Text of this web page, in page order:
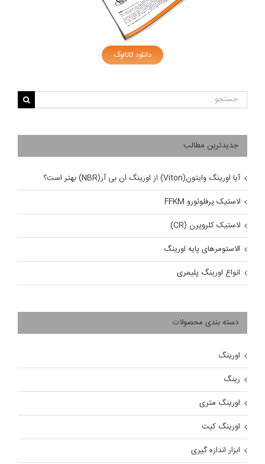
دانلود کاتالوگ
جستجو
برای:
جدیدترین مطالب
آیا اورینگ وایتون(Viton) از اورینگ ان بی آر(NBR) بهتر است؟
لاستیک پرفلوئورو FFKM
لاستیک کلروپرن (CR)
الاستومرهای پایه اورینگ
انواع اورینگ پلیمری
دسته بندی محصولات
اورینگ
رینگ
اورینگ متری
اورینگ کیت
ابزار اندازه گیری